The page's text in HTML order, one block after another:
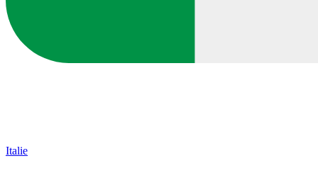
Italie